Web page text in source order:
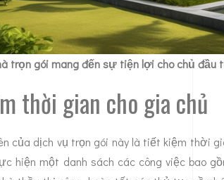
trọn gói mang đến sự tiện lợi cho chủ đầu
thời gian cho gia chủ
của dịch vụ trọn gói này là tiết kiệm thời
hiện một danh sách các công việc bao